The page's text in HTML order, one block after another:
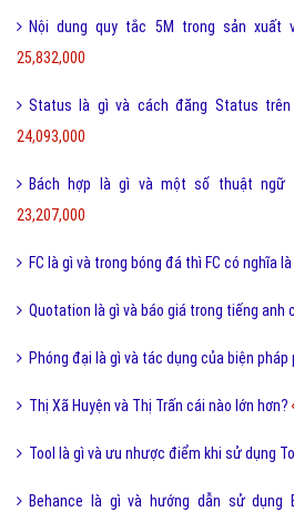
Nội dung quy tắc 5M trong sản xuất
25,832,000
Status là gì và cách đăng Status trên
24,093,000
Bách hợp là gì và một số thuật ngữ
23,207,000
FC là gì và trong bóng đá thì FC có nghĩa
Quotation là gì và báo giá trong tiếng anh
Phóng đại là gì và tác dụng của biện pháp
Thị Xã Huyện và Thị Trấn cái nào lớn hơn?
Tool là gì và ưu nhược điểm khi sử dụng
Behance là gì và hướng dẫn sử dụng